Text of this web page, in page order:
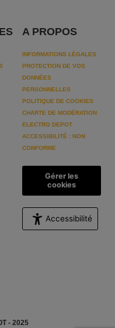
A PROPOS
INFORMATIONS LÉGALES
PROTECTION DE VOS
DONNÉES
PERSONNELLES
POLITIQUE DE COOKIES
CHARTE DE MODÉRATION
ELECTRO DEPOT
ACCESSIBILITÉ : NON
CONFORME
Gérer les
cookies
Accessibilité
- 2025